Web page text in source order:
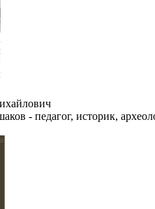
- педагог, историк,